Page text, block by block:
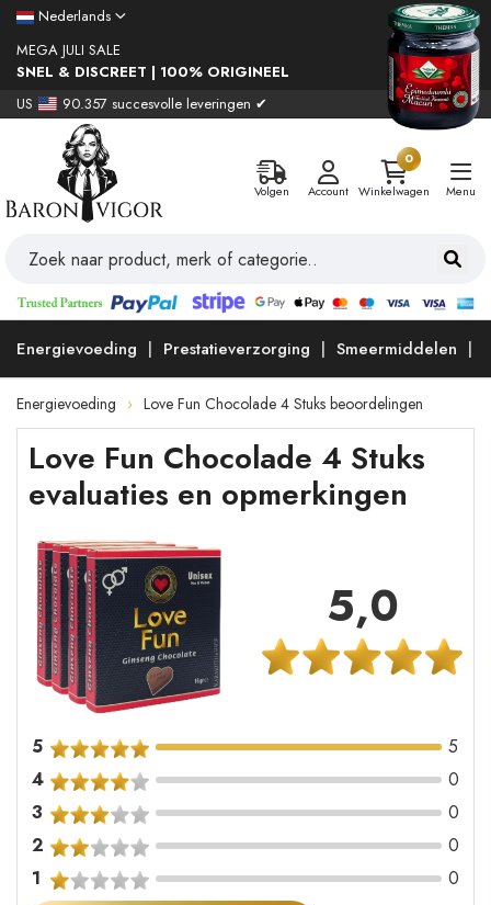
Nederlands
MEGA JULI SALE
SNEL & DISCREET | 100% ORIGINEEL
US
90.357 succesvolle leveringen ✔
Volgen Account
0
Winkelwagen
Menu
Energievoeding Prestatieverzorging Smeermiddelen
Energievoeding Love Fun Chocolade 4 Stuks beoordelingen
Love Fun Chocolade 4 Stuks
evaluaties en opmerkingen
5,0
5
5
4
0
3
0
2
0
1
0